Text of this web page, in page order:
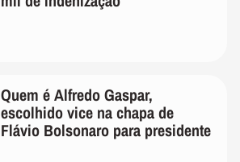
Quem é Alfredo Gaspar,
escolhido vice na chapa de
Flávio Bolsonaro para presidente